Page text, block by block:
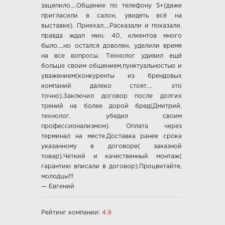
ООО "Прима Порта", Минск
СООО Исток- Инвест, г. Минск
ОДО "ВИСТ", г. Молодечно
ЧТУП "Ньюдор", г. Минск
ОДО «Беллесизделие», г. Минск
Компания "Веллдорис", г. Санкт-Петербург
Фабрика дверей "Ростра", Москва
"Халес", г. Сморгонь
"Акма", г. Санкт-Петербург
company "Armadillo", Италия
"Dariano", г. Ульяновск
"DOORWOOD", Республика Марий Эл
"Ирбис-ТД", Россия, Москва
Ltd "AGB", Италия
Ltd "Convex", Греция
зацепило....Общение по телефону 5+(даже
пригласили в салон, увидеть всё на
выставке). Приехал....Расказали и показали,
правда ждал мин. 40, клиентов много
было...,но остался доволен, уделили время
на все вопросы. Технолог удивил ещё
больше своим общением,пунктуальностью и
уважением(конкуренты из брендовых
компаний далеко стоят.... это
точно).Заключил договор после долгих
трений на более дорой бред(Дмитрий,
технолог, убедил своим
профессионализмом). Оплата через
терминал на месте.Доставка ранее срока
указанному в договоре( заказной
товар).Четкий и качественный монтаж(
гарантию вписали в договор).Процвитайте,
молодцы!!!
— Евгений
Рейтинг компании: 4.9